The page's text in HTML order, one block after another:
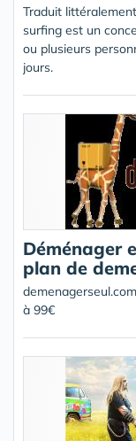
Traduit
surfing est un
ou plusieurs
jours.
Déménager
plan de
à 99€